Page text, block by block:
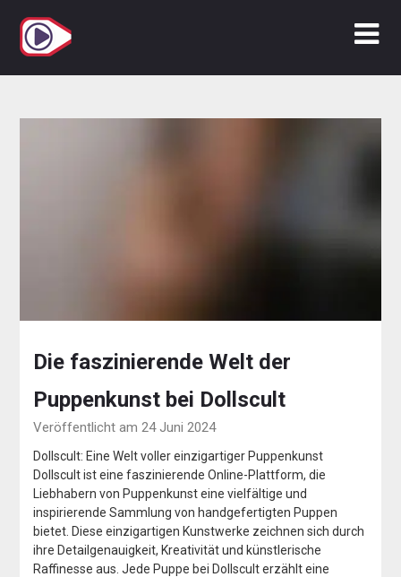
Inhalt
springen
Die faszinierende Welt der
Puppenkunst bei Dollscult
Veröffentlicht am 24 Juni 2024
Dollscult: Eine Welt voller einzigartiger Puppenkunst
Dollscult ist eine faszinierende Online-Plattform, die
Liebhabern von Puppenkunst eine vielfältige und
inspirierende Sammlung von handgefertigten Puppen
bietet. Diese einzigartigen Kunstwerke zeichnen sich durch
ihre Detailgenauigkeit, Kreativität und künstlerische
Raffinesse aus. Jede Puppe bei Dollscult erzählt eine